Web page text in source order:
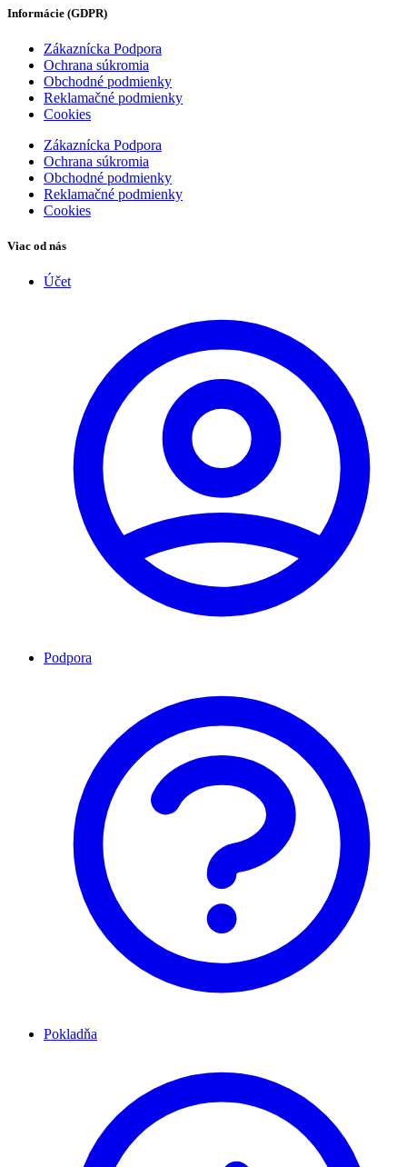
Informácie (GDPR)
Zákaznícka Podpora
Ochrana súkromia
Obchodné podmienky
Reklamačné podmienky
Cookies
Zákaznícka Podpora
Ochrana súkromia
Obchodné podmienky
Reklamačné podmienky
Cookies
Viac od nás
Účet
Podpora
Pokladňa